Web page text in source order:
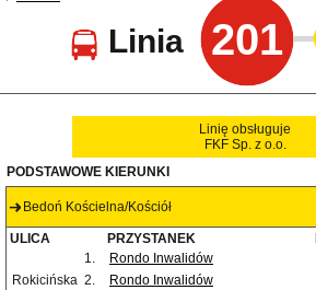
Linia 201
Linię obsługuje
FKF Sp. z o.o.
PODSTAWOWE KIERUNKI
Bedoń Kościelna/Kościół
ULICA PRZYSTANEK
1.
Rondo Inwalidów
Rokicińska 2. Rondo Inwalidów